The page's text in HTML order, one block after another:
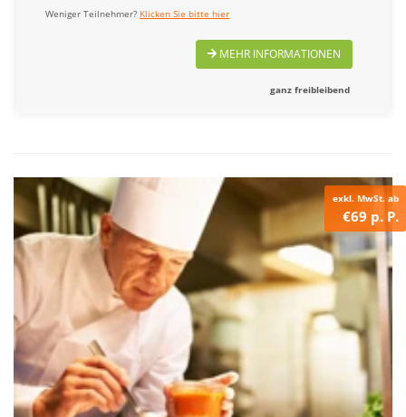
Weniger Teilnehmer? Klicken Sie bitte hier
MEHR INFORMATIONEN
ganz freibleibend
exkl. MwSt. ab
€69 p. P.